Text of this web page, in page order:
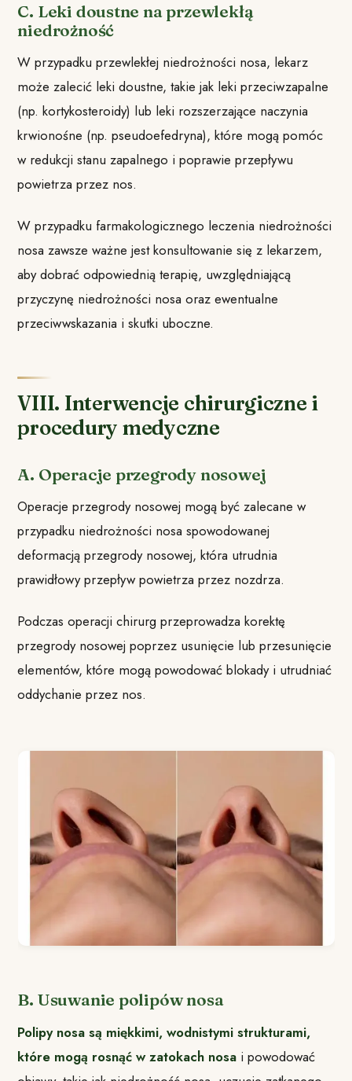
C. Leki doustne na przewlekłą
niedrożność
W przypadku przewlekłej niedrożności nosa, lekarz
może zalecić leki doustne, takie jak leki przeciwzapalne
(np. kortykosteroidy) lub leki rozszerzające naczynia
krwionośne (np. pseudoefedryna), które mogą pomóc
w redukcji stanu zapalnego i poprawie przepływu
powietrza przez nos.
W przypadku farmakologicznego leczenia niedrożności
nosa zawsze ważne jest konsultowanie się z lekarzem,
aby dobrać odpowiednią terapię, uwzględniającą
przyczynę niedrożności nosa oraz ewentualne
przeciwwskazania i skutki uboczne.
VIII. Interwencje chirurgiczne i
procedury medyczne
A. Operacje przegrody nosowej
Operacje przegrody nosowej mogą być zalecane w
przypadku niedrożności nosa spowodowanej
deformacją przegrody nosowej, która utrudnia
prawidłowy przepływ powietrza przez nozdrza.
Podczas operacji chirurg przeprowadza korektę
przegrody nosowej poprzez usunięcie lub przesunięcie
elementów, które mogą powodować blokady i utrudniać
oddychanie przez nos.
B. Usuwanie polipów nosa
Polipy nosa są miękkimi, wodnistymi strukturami,
które mogą rosnąć w zatokach nosa i powodować